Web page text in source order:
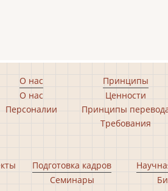
О нас
О нас
Персоналии
Принципы
Ценности
Принципы
Требования
Подготовка кадров
Семинары